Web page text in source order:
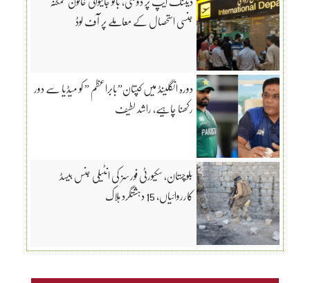
جنسی استحصال کے معاملے پر آف لوڈ
دورہ انگلینڈ میں کپتان”بابراعظم ” کو میڈیا سے دور
رکھنا چاہیے، راشد لطیف
بلوچستان، سکیورٹی فورسز کی انٹیلی جنس بیسڈ
کارروائیاں، 15 دہشتگرد ہلاک